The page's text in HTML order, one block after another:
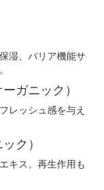
湿、バリア機能サ
ガニック）
レッシュ感を与え
ク）
キス。再生作用も